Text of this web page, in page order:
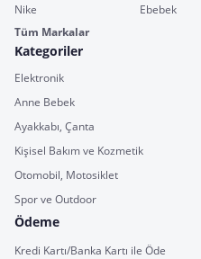
Nike
Ebebek
Tüm Markalar
Kategoriler
Elektronik
Anne Bebek
Ayakkabı, Çanta
Kişisel Bakım ve Kozmetik
Otomobil, Motosiklet
Spor ve Outdoor
Ödeme
Kredi Kartı/Banka Kartı ile Öde